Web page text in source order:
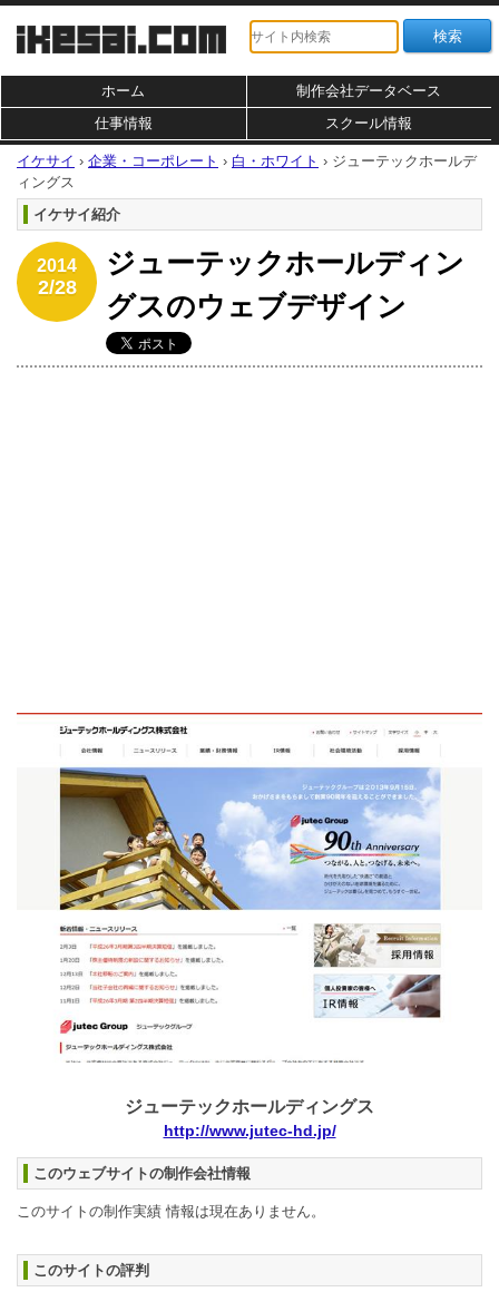
ホーム
制作会社データベース
仕事情報
スクール情報
イケサイ › 企業・コーポレート › 白・ホワイト › ジューテックホールデ
ィングス
イケサイ紹介
2014
2/28
ジューテックホールディン
グスのウェブデザイン
ジューテックホールディングス
http://www.jutec-hd.jp/
このウェブサイトの制作会社情報
このサイトの制作実績 情報は現在ありません。
このサイトの評判